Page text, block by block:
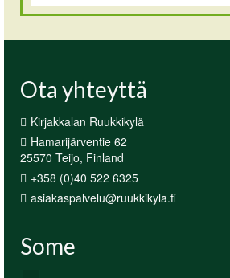
Ota yhteyttä
Kirjakkalan Ruukkikylä
Hamarijärventie 62
25570 Teijo, Finland
+358 (0)40 522 6325
asiakaspalvelu@ruukkikyla.fi
Some